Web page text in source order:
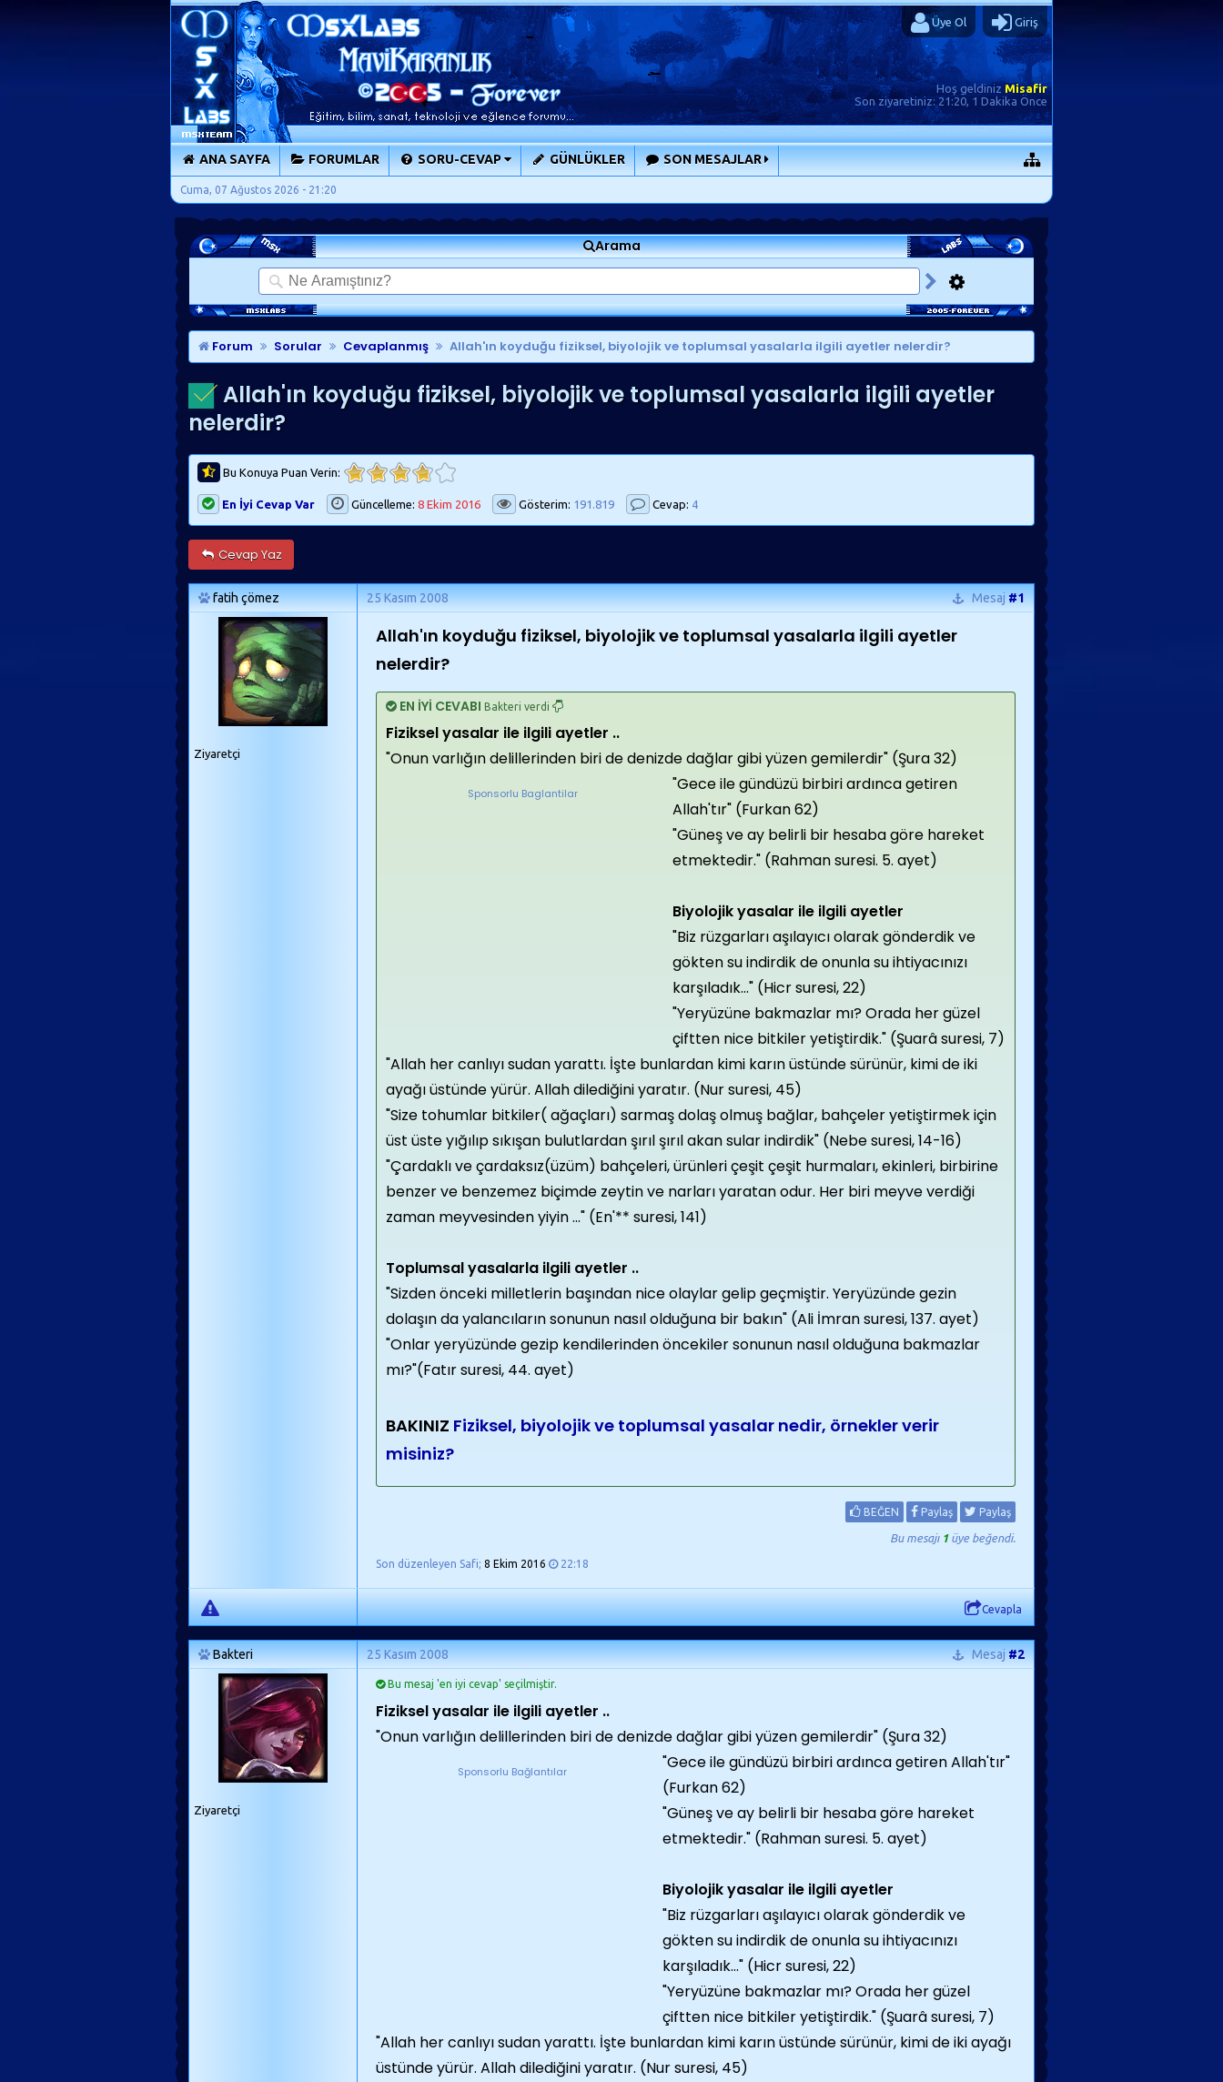
Üye Ol Giriş
Hoş geldiniz Misafir
Son ziyaretiniz:21:20, 1 Dakika Önce
ANA SAYFA FORUMLAR SORU-CEVAP GÜNLÜKLER SON MESAJLAR
Cuma, 07 Ağustos 2026 - 21:20
Arama
Forum Sorular Cevaplanmış Allah'ın koyduğu fiziksel, biyolojik ve toplumsal yasalarla ilgili ayetler nelerdir?
Allah'ın koyduğu fiziksel, biyolojik ve toplumsal yasalarla ilgili ayetler
nelerdir?
Bu Konuya Puan Verin:
En İyi Cevap Var Güncelleme: 8 Ekim 2016 Gösterim: 191.819 Cevap: 4
Cevap Yaz
fatih çömez 25 Kasım 2008 Mesaj#1
Ziyaretçi
Allah'ın koyduğu fiziksel, biyolojik ve toplumsal yasalarla ilgili ayetler
nelerdir?
EN İYİ CEVABI Bakteri verdi
Fiziksel yasalar ile ilgili ayetler ..
"Onun varlığın delillerinden biri de denizde dağlar gibi yüzen gemilerdir" (Şura 32)
Sponsorlu Baglantilar
"Gece ile gündüzü birbiri ardınca getiren
Allah'tır" (Furkan 62)
"Güneş ve ay belirli bir hesaba göre hareket
etmektedir." (Rahman suresi. 5. ayet)
Biyolojik yasalar ile ilgili ayetler
"Biz rüzgarları aşılayıcı olarak gönderdik ve
gökten su indirdik de onunla su ihtiyacınızı
karşıladık..." (Hicr suresi, 22)
"Yeryüzüne bakmazlar mı? Orada her güzel
çiftten nice bitkiler yetiştirdik." (Şuarâ suresi, 7)
"Allah her canlıyı sudan yarattı. İşte bunlardan kimi karın üstünde sürünür, kimi de iki
ayağı üstünde yürür. Allah dilediğini yaratır. (Nur suresi, 45)
"Size tohumlar bitkiler( ağaçları) sarmaş dolaş olmuş bağlar, bahçeler yetiştirmek için
üst üste yığılıp sıkışan bulutlardan şırıl şırıl akan sular indirdik" (Nebe suresi, 14-16)
"Çardaklı ve çardaksız(üzüm) bahçeleri, ürünleri çeşit çeşit hurmaları, ekinleri, birbirine
benzer ve benzemez biçimde zeytin ve narları yaratan odur. Her biri meyve verdiği
zaman meyvesinden yiyin ..." (En'** suresi, 141)
Toplumsal yasalarla ilgili ayetler ..
"Sizden önceki milletlerin başından nice olaylar gelip geçmiştir. Yeryüzünde gezin
dolaşın da yalancıların sonunun nasıl olduğuna bir bakın" (Ali İmran suresi, 137. ayet)
"Onlar yeryüzünde gezip kendilerinden öncekiler sonunun nasıl olduğuna bakmazlar
mı?"(Fatır suresi, 44. ayet)
BAKINIZ Fiziksel, biyolojik ve toplumsal yasalar nedir, örnekler verir
misiniz?
BEĞEN Paylaş Paylaş
Bu mesajı 1üye beğendi.
Son düzenleyen Safi; 8 Ekim 2016 22:18
Cevapla
Bakteri 25 Kasım 2008 Mesaj#2
Ziyaretçi
Bu mesaj 'en iyi cevap' seçilmiştir.
Fiziksel yasalar ile ilgili ayetler ..
"Onun varlığın delillerinden biri de denizde dağlar gibi yüzen gemilerdir" (Şura 32)
Sponsorlu Bağlantılar
"Gece ile gündüzü birbiri ardınca getiren Allah'tır"
(Furkan 62)
"Güneş ve ay belirli bir hesaba göre hareket
etmektedir." (Rahman suresi. 5. ayet)
Biyolojik yasalar ile ilgili ayetler
"Biz rüzgarları aşılayıcı olarak gönderdik ve
gökten su indirdik de onunla su ihtiyacınızı
karşıladık..." (Hicr suresi, 22)
"Yeryüzüne bakmazlar mı? Orada her güzel
çiftten nice bitkiler yetiştirdik." (Şuarâ suresi, 7)
"Allah her canlıyı sudan yarattı. İşte bunlardan kimi karın üstünde sürünür, kimi de iki ayağı
üstünde yürür. Allah dilediğini yaratır. (Nur suresi, 45)